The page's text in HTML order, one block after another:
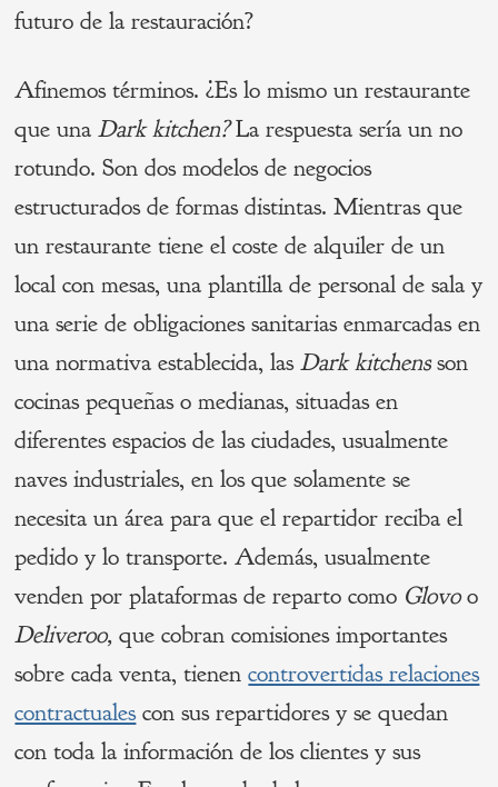
futuro de la restauración?
Afinemos términos. ¿Es lo mismo un restaurante
que unaDark kitchen?La respuesta sería un no
rotundo. Son dos modelos de negocios
estructurados de formas distintas. Mientras que
un restaurante tiene el coste de alquiler de un
local con mesas, una plantilla de personal de sala y
una serie de obligaciones sanitarias enmarcadas en
una normativa establecida, lasDark kitchensson
cocinas pequeñas o medianas, situadas en
diferentes espacios de las ciudades, usualmente
naves industriales, en los que solamente se
necesita un área para que el repartidor reciba el
pedido y lo transporte. Además, usualmente
venden por plataformas de reparto como Glovoo
Deliveroo,que cobran comisiones importantes
sobre cada venta, tienencontrovertidas relaciones
contractualescon sus repartidores y se quedan
con toda la información de los clientes y sus